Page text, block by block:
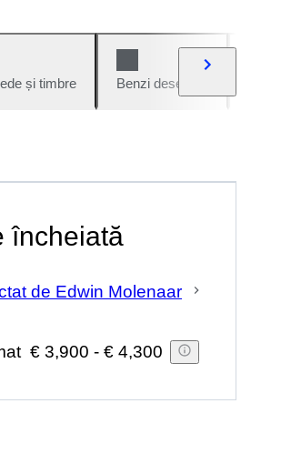
și timbre Benzi desenate
încheiată
de Edwin Molenaar
€ 3,900 - € 4,300